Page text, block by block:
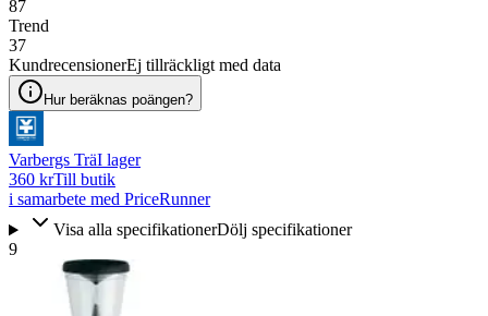
87
Trend
37
KundrecensionerEj tillräckligt med data
Hur beräknas poängen?
Varbergs TräI lager
360 krTill butik
i samarbete med PriceRunner
Visa alla specifikationerDölj specifikationer
9